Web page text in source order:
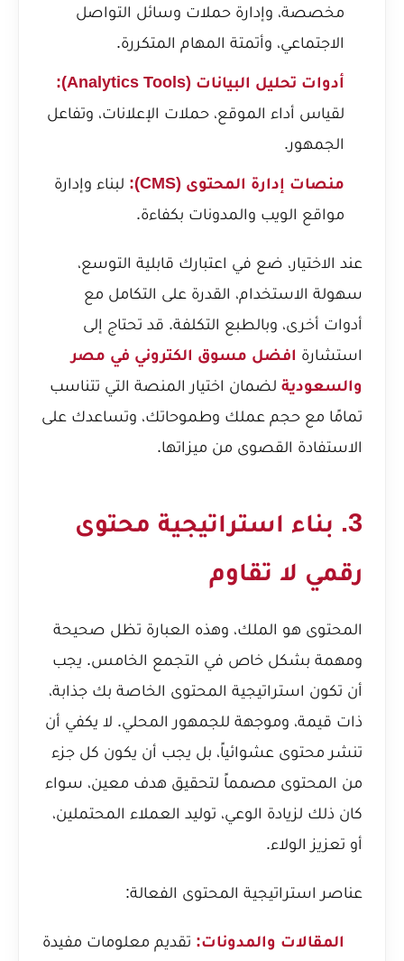
مخصصة، وإدارة حملات وسائل التواصل
الاجتماعي، وأتمتة المهام المتكررة.
أدوات تحليل البيانات (Analytics Tools):
لقياس أداء الموقع، حملات الإعلانات، وتفاعل
الجمهور.
منصات إدارة المحتوى (CMS):
لبناء وإدارة
مواقع الويب والمدونات بكفاءة.
عند الاختيار، ضع في اعتبارك قابلية التوسع،
سهولة الاستخدام، القدرة على التكامل مع
أدوات أخرى، وبالطبع التكلفة. قد تحتاج إلى
استشارة افضل مسوق الكتروني في مصر
والسعودية لضمان اختيار المنصة التي تتناسب
تمامًا مع حجم عملك وطموحاتك، وتساعدك على
الاستفادة القصوى من ميزاتها.
3. بناء استراتيجية محتوى
رقمي لا تقاوم
المحتوى هو الملك، وهذه العبارة تظل صحيحة
ومهمة بشكل خاص في التجمع الخامس. يجب
أن تكون استراتيجية المحتوى الخاصة بك جذابة،
ذات قيمة، وموجهة للجمهور المحلي. لا يكفي أن
تنشر محتوى عشوائياً، بل يجب أن يكون كل جزء
من المحتوى مصمماً لتحقيق هدف معين، سواء
كان ذلك لزيادة الوعي، توليد العملاء المحتملين،
أو تعزيز الولاء.
عناصر استراتيجية المحتوى الفعالة:
المقالات والمدونات: تقديم معلومات مفيدة